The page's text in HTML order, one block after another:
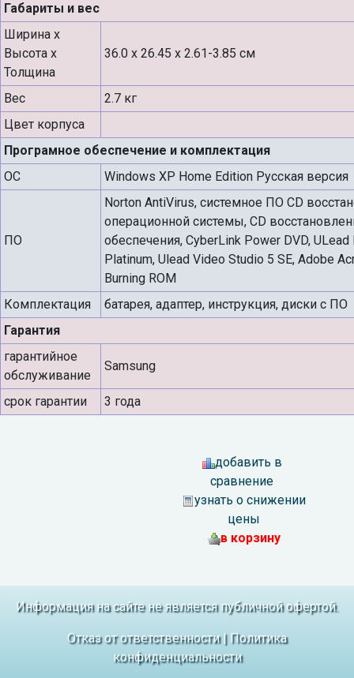
Габариты и вес
Ширина х
Высота х
Толщина
36.0 x 26.45 x 2.61-3.85 см
Вес
2.7 кг
Цвет корпуса
Програмное обеспечение и комплектация
ОС
Windows XP Home Edition Русская версия
ПО
Norton AntiVirus, cистемное ПО CD
операционной системы, CD
обеспечения, CyberLink Power DVD,
Platinum, Ulead Video Studio 5 SE, Adobe
Burning ROM
Комплектация
батарея, адаптер, инструкция, диски с ПО
Гарантия
гарантийное
обслуживание
Samsung
срок гарантии 3 года
добавить в
сравнение
узнать о снижении
цены
в корзину
Информация на сайте не является публичной офертой.
Отказ от ответственности| Политика
конфиденциальности